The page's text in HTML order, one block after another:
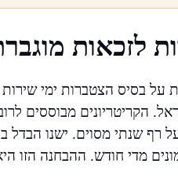
לזכאות
על בסיס הצטברות ימי
הקריטריונים מבוססים
שנתי מסוים. ישנו הבדל
מדי חודש. ההבחנה הזו